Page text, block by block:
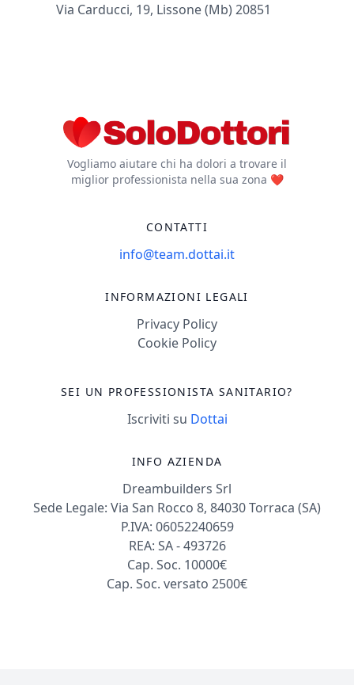
Via Carducci, 19, Lissone (mb) 20851
Vogliamo aiutare chi ha dolori a trovare il
miglior professionista nella sua zona ❤️
CONTATTI
info@team.dottai.it
INFORMAZIONI LEGALI
Privacy Policy
Cookie Policy
SEI UN PROFESSIONISTA SANITARIO?
Iscriviti su Dottai
INFO AZIENDA
Dreambuilders Srl
Sede Legale: Via San Rocco 8, 84030 Torraca (SA)
P.IVA: 06052240659
REA: SA - 493726
Cap. Soc. 10000€
Cap. Soc. versato 2500€